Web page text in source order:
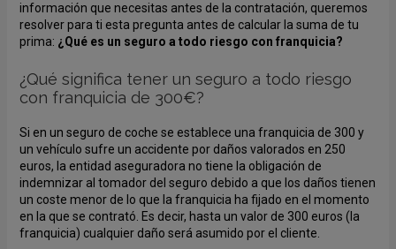
información que necesitas antes de la contratación, queremos
resolver para ti esta pregunta antes de calcular la suma de tu
prima: ¿Qué es un seguro a todo riesgo con franquicia?
¿Qué significa tener un seguro a todo riesgo
con franquicia de 300€?
Si en un seguro de coche se establece una franquicia de 300 y
un vehículo sufre un accidente por daños valorados en 250
euros, la entidad aseguradora no tiene la obligación de
indemnizar al tomador del seguro debido a que los daños tienen
un coste menor de lo que la franquicia ha fijado en el momento
en la que se contrató. Es decir, hasta un valor de 300 euros (la
franquicia) cualquier daño será asumido por el cliente.